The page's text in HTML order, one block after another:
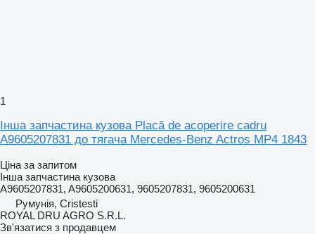
1
Інша запчастина кузова Placă de acoperire cadru
A9605207831 до тягача Mercedes-Benz Actros MP4 1843
Ціна за запитом
Інша запчастина кузова
A9605207831, A9605200631, 9605207831, 9605200631
Румунія, Cristesti
ROYAL DRU AGRO S.R.L.
Зв'язатися з продавцем